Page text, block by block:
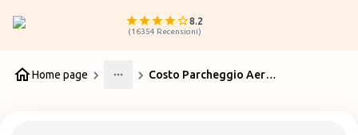
8.2
(16354 Recensioni)
Home page
More
Costo Parcheggio Aeroporto Bologna